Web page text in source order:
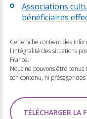
Associations
bénéficiaires
Cette fiche contient des
l'intégralité des situations
France.
Nous ne pouvons être
son contenu, ni présager
TÉLÉCHARGER LA